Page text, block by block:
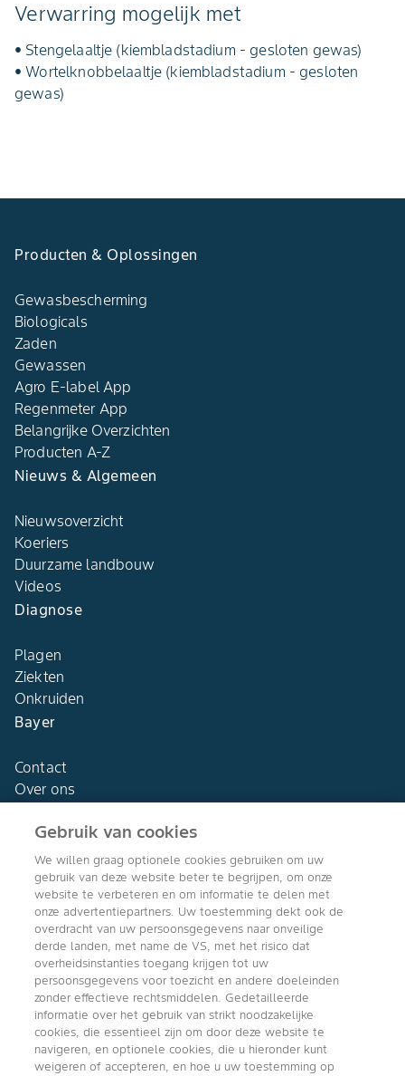
Verwarring mogelijk met
• Stengelaaltje (kiembladstadium - gesloten gewas)
• Wortelknobbelaaltje (kiembladstadium - gesloten
gewas)
Producten & Oplossingen
Gewasbescherming
Biologicals
Zaden
Gewassen
Agro E-label App
Regenmeter App
Belangrijke Overzichten
Producten A-Z
Nieuws & Algemeen
Nieuwsoverzicht
Koeriers
Duurzame landbouw
Videos
Diagnose
Plagen
Ziekten
Onkruiden
Bayer
Contact
Over ons
Agro Bayer
Nederland
Volg ons
Gebruik van cookies
We willen graag optionele cookies gebruiken om uw
gebruik van deze website beter te begrijpen, om onze
website te verbeteren en om informatie te delen met
onze advertentiepartners. Uw toestemming dekt ook de
overdracht van uw persoonsgegevens naar onveilige
derde landen, met name de VS, met het risico dat
overheidsinstanties toegang krijgen tot uw
persoonsgegevens voor toezicht en andere doeleinden
zonder effectieve rechtsmiddelen. Gedetailleerde
informatie over het gebruik van strikt noodzakelijke
cookies, die essentieel zijn om door deze website te
navigeren, en optionele cookies, die u hieronder kunt
weigeren of accepteren, en hoe u uw toestemming op